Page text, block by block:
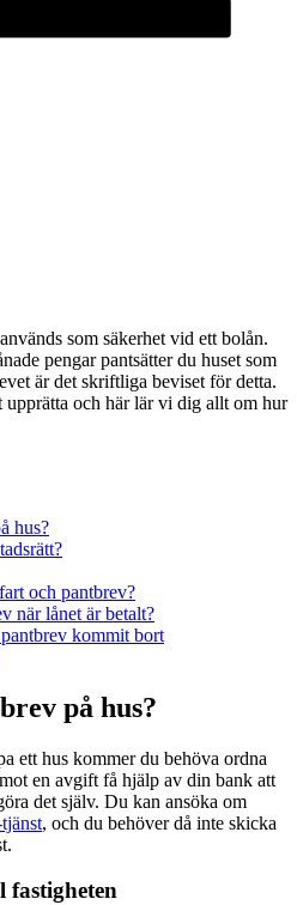
som säkerhet vid ett bolån.
pengar pantsätter du huset som
är det skriftliga beviset för detta.
upprätta och här lär vi dig allt om hur
hus?
och pantbrev?
när lånet är betalt?
kommit bort
på hus?
ett hus kommer du behöva ordna
en avgift få hjälp av din bank att
det själv. Du kan ansöka om
, och du behöver då inte skicka
fastigheten